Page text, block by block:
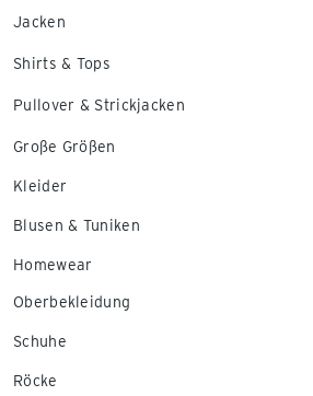
Jacken
Shirts & Tops
Pullover & Strickjacken
Große Größen
Kleider
Blusen & Tuniken
Homewear
Oberbekleidung
Schuhe
Röcke